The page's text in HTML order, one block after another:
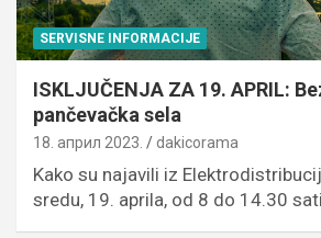
SERVISNE INFORMACIJE
ISKLJUČENJA ZA 19. APRIL:
pančevačka sela
18. април 2023. dakicorama
Kako su najavili iz
sredu, 19. aprila, od 8 do 14.30